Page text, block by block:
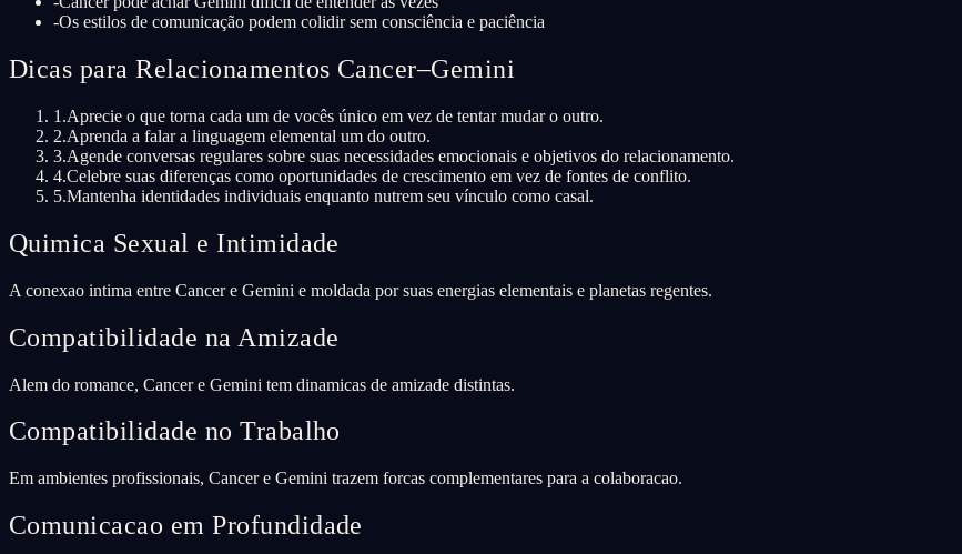
-Os estilos de comunicação podem colidir sem consciência e paciência
Dicas para Relacionamentos Cancer–Gemini
1 .Aprecie o que torna cada um de vocês único em vez de tentar mudar o outro.
2.Aprenda a falar a linguagem elemental um do outro.
3.Agende conversas regulares sobre suas necessidades emocionais e objetivos do relacionamento.
4.Celebre suas diferenças como oportunidades de crescimento em vez de fontes de conflito.
5.Mantenha identidades individuais enquanto nutrem seu vínculo como casal.
Quimica Sexual e Intimidade
A conexao intima entre Cancer e Gemini e moldada por suas energias elementais e planetas regentes.
Compatibilidade na Amizade
Alem do romance, Cancer e Gemini tem dinamicas de amizade distintas.
Compatibilidade no Trabalho
Em ambientes profissionais, Cancer e Gemini trazem forcas complementares para a colaboracao.
Comunicacao em Profundidade